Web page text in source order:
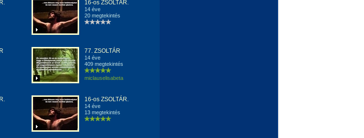
16-os ZSOLTÁR.
14 éve
20 megtekintés
77. ZSOLTÁR
14 éve
409 megtekintés
miclauselisabeta
16-os ZSOLTÁR.
14 éve
13 megtekintés